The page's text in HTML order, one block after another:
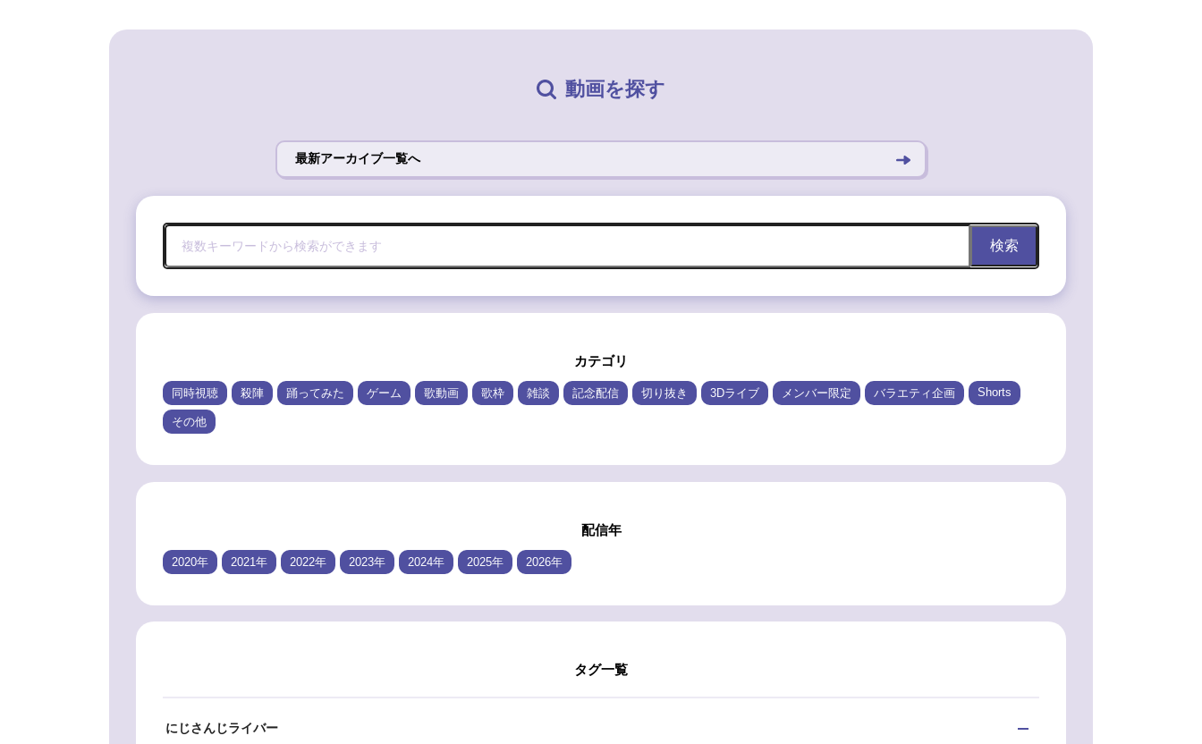
動画を探す
最新アーカイブ一覧へ
検索
カテゴリ
同時視聴 殺陣 踊ってみた ゲーム 歌動画 歌枠 雑談 記念配信 切り抜き 3Dライブ メンバー限定 バラエティ企画 Shorts
その他
配信年
2020年 2021年 2022年 2023年 2024年 2025年 2026年
タグ一覧
にじさんじライバー